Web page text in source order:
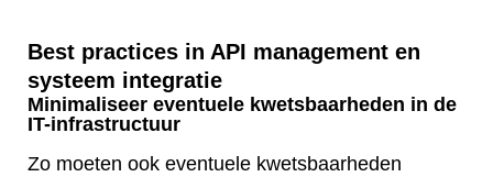
Best practices in API management en
systeem integratie
Minimaliseer eventuele kwetsbaarheden in de
IT-infrastructuur
Zo moeten ook eventuele kwetsbaarheden